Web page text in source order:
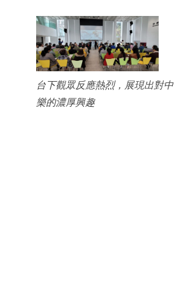
台下觀眾反應熱烈，展現出對中
樂的濃厚興趣